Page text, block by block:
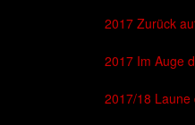
2017 Zurück
2017 Im Auge
2017/18 Laune